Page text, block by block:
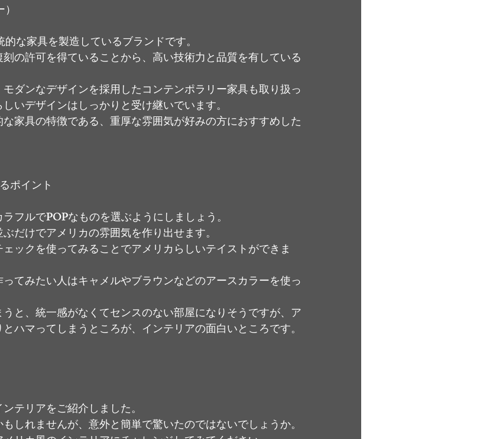
な家具を製造しているブランドです。
の許可を得ていることから、高い技術力と品質を有している
ダンなデザインを採用したコンテンポラリー家具も取り扱っ
いデザインはしっかりと受け継いでいます。
家具の特徴である、重厚な雰囲気が好みの方におすすめした
ポイント
フルでPOPなものを選ぶようにしましょう。
だけでアメリカの雰囲気を作り出せます。
ックを使ってみることでアメリカらしいテイストができま
てみたい人はキャメルやブラウンなどのアースカラーを使っ
と、統一感がなくてセンスのない部屋になりそうですが、ア
ハマってしまうところが、インテリアの面白いところです。
テリアをご紹介しました。
しれませんが、意外と簡単で驚いたのではないでしょうか。